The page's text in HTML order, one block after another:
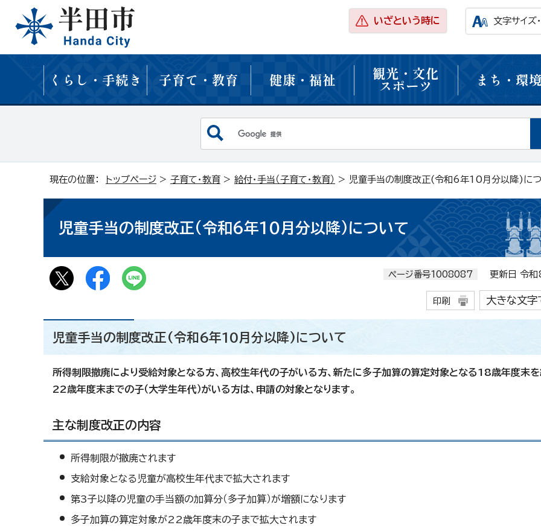
いざという時に 文字サイズ
くらし・手続き 子育て・教育 健康・福祉 観光・文化
スポーツ まち・環
現在の位置： トップページ > 子育て・教育 > 給付・手当（子育て・教育） > 児童手当の制度改正(令和6年10月分以降)に
児童手当の制度改正(令和6年10月分以降)について
ページ番号1008087 更新日 令和
印刷 大きな文字
児童手当の制度改正(令和6年10月分以降)について
所得制限撤廃により受給対象となる方、高校生年代の子がいる方、新たに多子加算の算定対象となる18歳年度末
22歳年度末までの子（大学生年代）がいる方は、申請の対象となります。
主な制度改正の内容
所得制限が撤廃されます
支給対象となる児童が高校生年代まで拡大されます
第3子以降の児童の手当額の加算分（多子加算）が増額になります
多子加算の算定対象が22歳年度末の子まで拡大されます